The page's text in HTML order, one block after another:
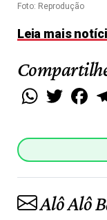
Foto: Reprodução
Leia mais
WhatsApp
Twitter
Alô Alô